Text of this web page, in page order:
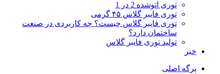
توری اتوشده 2 در 1
توری فایبر گلاس ۴۵ گرمی
توری فایبر گلاس چیست؟ چه کاربردی در صنعت
ساختمان دارد؟
تولید توری فایبر گلاس
خبر
برگه اصلی